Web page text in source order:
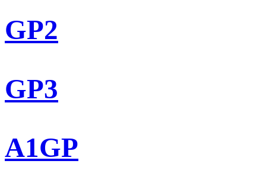
GP2
GP3
A1GP